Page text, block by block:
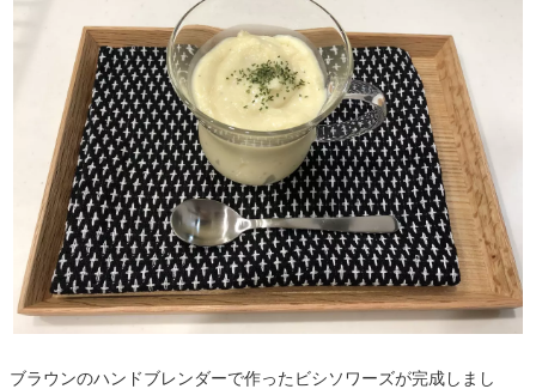
ブラウンのハンドブレンダーで作ったビシソワーズが完成しまし